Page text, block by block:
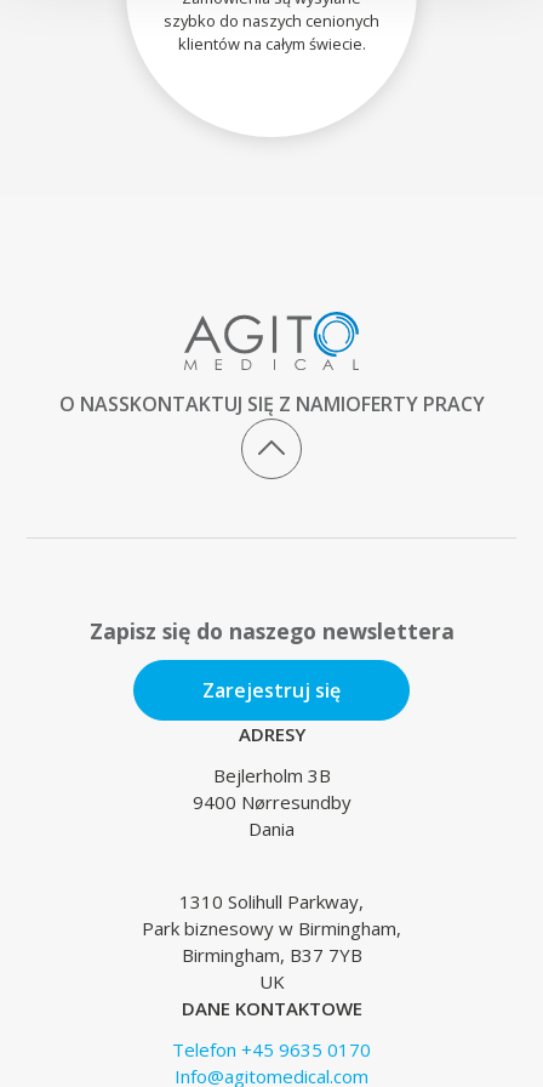
szybko do naszych cenionych
klientów na całym świecie.
O NASSKONTAKTUJ SIĘ Z NAMIOFERTY PRACY
Zapisz się do naszego newslettera
Zarejestruj się
ADRESY
Bejlerholm 3B
9400 Nørresundby
Dania
1310 Solihull Parkway,
Park biznesowy w Birmingham,
Birmingham, B37 7YB
UK
DANE KONTAKTOWE
Telefon +45 9635 0170
Info@agitomedical.com